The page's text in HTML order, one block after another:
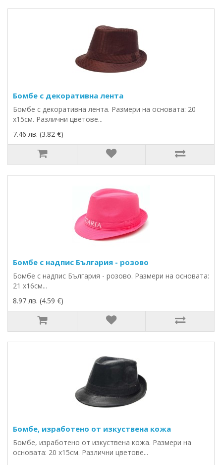
Бомбе с декоративна лента
Бомбе с декоративна лента. Размери на основата: 20
х15см. Различни цветове...
7.46 лв. (3.82 €)
Бомбе с надпис България - розово
Бомбе с надпис България - розово. Размери на основата:
21 х16см...
8.97 лв. (4.59 €)
Бомбе, изработено от изкуствена кожа
Бомбе, изработено от изкуствена кожа. Размери на
основата: 20 х15см. Различни цветове...